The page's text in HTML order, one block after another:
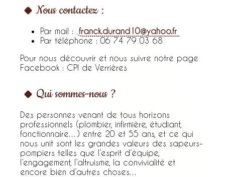
Nous contactez :
Par mail :
franck.durand10@yahoo.fr
Par téléphone : 06 74 79 03 68
Pour nous découvrir et nous suivre notre page
Facebook : CPI de Verrières
Qui sommes-nous ?
Des personnes venant de tous horizons
professionnels (plombier, infirmière, étudiant,
fonctionnaire…) entre 20 et 55 ans, et ce qui
nous unit sont les grandes valeurs des sapeurs-
pompiers telles que l’esprit d’équipe,
l’engagement, l’altruisme, la convivialité et
encore bien d’autres choses…